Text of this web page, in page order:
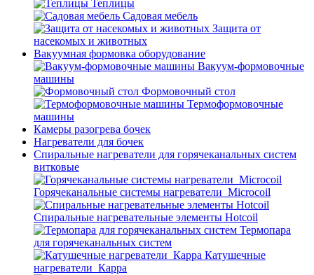
Теплицы
Садовая мебель
Защита от
насекомых и животных
Вакуумная формовка оборудование
Вакуум-формовочные
машины
Формовочный стол
Термоформовочные
машины
Камеры разогрева бочек
Нагреватели для бочек
Спиральные нагреватели для горячеканальных систем
витковые
Горячеканальные системы нагреватели_Microcoil
Спиральные нагревательные элементы Hotcoil
Термопара
для горячеканальных систем
Катушечные
нагреватели_Карра